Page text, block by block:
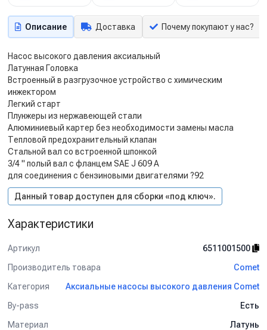
Описание Доставка Почему покупают у нас?
Насос высокого давления аксиальный
Латунная Головка
Встроенный в разгрузочное устройство с химическим
инжектором
Легкий старт
Плунжеры из нержавеющей стали
Алюминиевый картер без необходимости замены масла
Тепловой предохранительный клапан
Стальной вал со встроенной шпонкой
3/4 " полый вал с фланцем SAE J 609 A
для соединения с бензиновыми двигателями ?92
Данный товар доступен для сборки «под ключ».
Характеристики
Артикул
6511001500
Производитель товара
Comet
Категория
Аксиальные насосы высокого давления Comet
By-pass
Есть
Материал
Латунь